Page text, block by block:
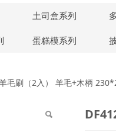
土司盒系列
蛋糕模系列
型羊毛
毛刷（2入） 羊毛+木柄